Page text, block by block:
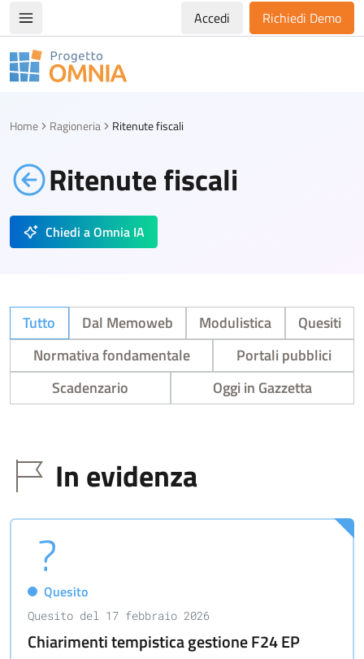
Apri/chiudi menù di navigazioneAccedi Richiedi Demo
Progetto Omnia
Home Ragioneria Ritenute fiscali
Ritenute fiscali
Chiedi a Omnia IA
Tutto Dal Memoweb Modulistica
Quesiti
Normativa fondamentale
Portali pubblici
Scadenzario
Oggi in Gazzetta
In evidenza
Quesito
Quesito del 17 febbraio 2026
Chiarimenti tempistica gestione F24 EP